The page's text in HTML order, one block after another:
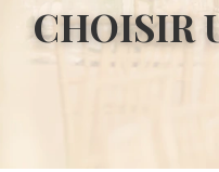
CHOISIR